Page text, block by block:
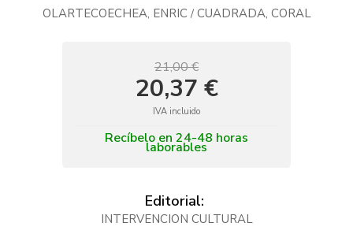
OLARTECOECHEA, ENRIC / CUADRADA, CORAL
21,00 €
20,37 €
IVA incluido
Recíbelo en 24-48 horas
laborables
Editorial:
INTERVENCION CULTURAL